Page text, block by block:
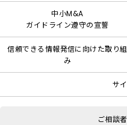
中小M&A
ガイドライン遵守の宣誓
信頼できる情報発信に向けた取り組
み
サ
ご相談